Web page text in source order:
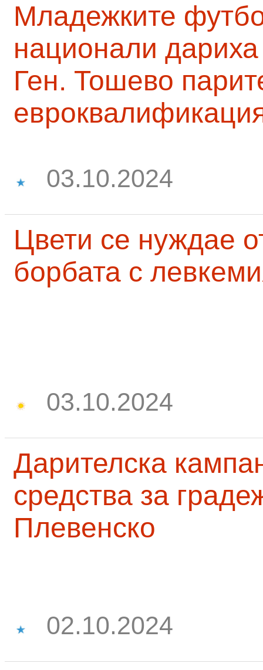
Младежките
национали
Ген. Тошево
03.10.2024
Цвети се нуждае
борбата с
03.10.2024
Дарителска
средства за
Плевенско
02.10.2024